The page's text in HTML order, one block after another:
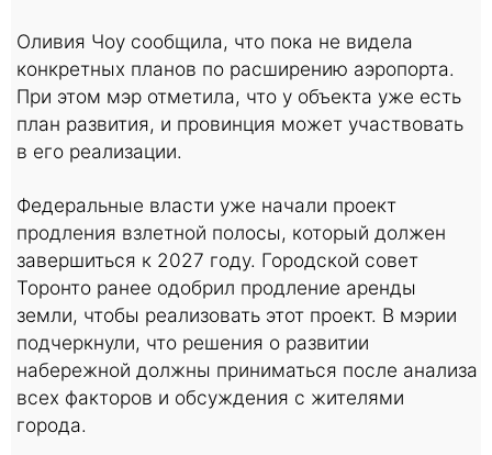
Оливия Чоу сообщила, что пока не видела
конкретных планов по расширению аэропорта.
При этом мэр отметила, что у объекта уже есть
план развития, и провинция может участвовать
в его реализации.
Федеральные власти уже начали проект
продления взлетной полосы, который должен
завершиться к 2027 году. Городской совет
Торонто ранее одобрил продление аренды
земли, чтобы реализовать этот проект. В мэрии
подчеркнули, что решения о развитии
набережной должны приниматься после анализа
всех факторов и обсуждения с жителями
города.